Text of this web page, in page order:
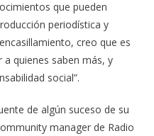
que pueden
periodística y
creo que es
quienes saben más, y
social”.
de algún suceso de su
manager de Radio